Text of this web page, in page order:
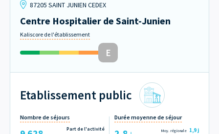
87205 SAINT JUNIEN CEDEX
Centre Hospitalier de Saint-Junien
Kaliscore de l'établissement
Etablissement public
Nombre de séjours
Part de l'activité
Durée moyenne de séjour
Moy. régionale 1,9 j